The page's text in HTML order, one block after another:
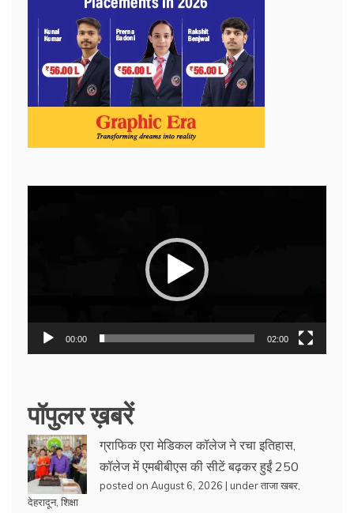
00:00 02:00
पॉपुलर ख़बरें
ग्राफिक एरा मेडिकल कॉलेज ने रचा इतिहास,
कॉलेज में एमबीबीएस की सीटें बढ़कर हुईं 250
posted on August 6, 2026 | underताजा खबर
देहरादून, शिक्षा